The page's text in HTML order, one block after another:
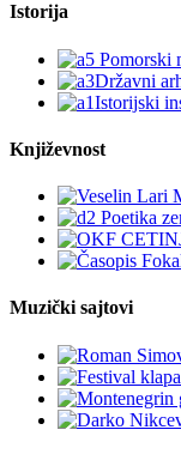
Istorija
Književnost
Muzički sajtovi